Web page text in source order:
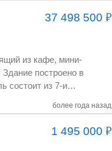
37 498 500₽
более года назад
1 495 000₽